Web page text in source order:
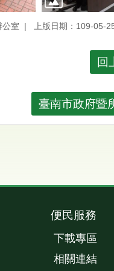
公室 上版日期：109-05-
回
臺南市政府暨
便民服務
下載專區
相關連結